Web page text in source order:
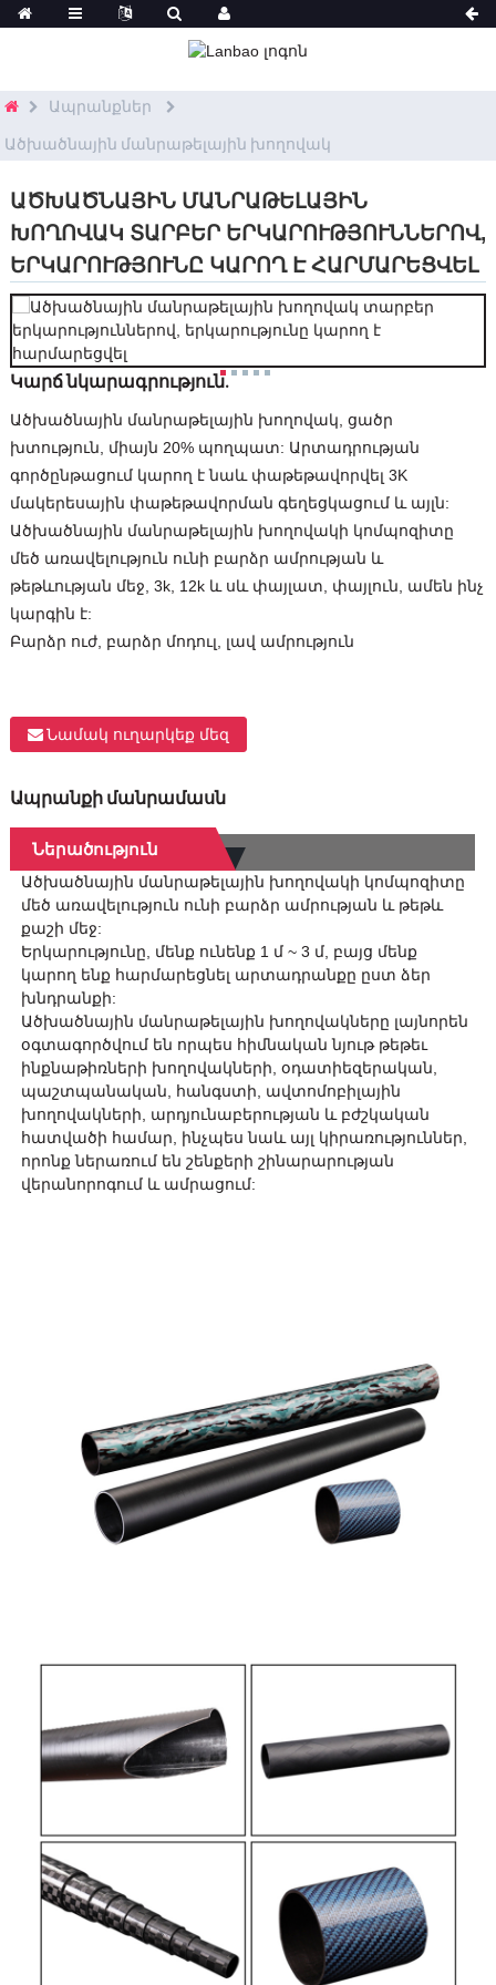
Ապրանքներ
Ածխածնային մանրաթելային խողովակ
ԱԾԽԱԾՆԱՅԻՆ ՄԱՆՐԱԹԵԼԱՅԻՆ
ԽՈՂՈՎԱԿ ՏԱՐԲԵՐ ԵՐԿԱՐՈՒԹՅՈՒՆՆԵՐՈՎ,
ԵՐԿԱՐՈՒԹՅՈՒՆԸ ԿԱՐՈՂ Է ՀԱՐՄԱՐԵՑՎԵԼ
Կարճ նկարագրություն.
Ածխածնային մանրաթելային խողովակ, ցածր
խտություն, միայն 20% պողպատ: Արտադրության
գործընթացում կարող է նաև փաթեթավորվել 3K
մակերեսային փաթեթավորման գեղեցկացում և այլն:
Ածխածնային մանրաթելային խողովակի կոմպոզիտը
մեծ առավելություն ունի բարձր ամրության և
թեթևության մեջ, 3k, 12k և սև փայլատ, փայլուն, ամեն ինչ
կարգին է:
Բարձր ուժ, բարձր մոդուլ, լավ ամրություն
Նամակ ուղարկեք մեզ
Ապրանքի մանրամասն
Ներածություն
Ածխածնային մանրաթելային խողովակի կոմպոզիտը
մեծ առավելություն ունի բարձր ամրության և թեթև
քաշի մեջ:
Երկարությունը, մենք ունենք 1 մ ~ 3 մ, բայց մենք
կարող ենք հարմարեցնել արտադրանքը ըստ ձեր
խնդրանքի:
Ածխածնային մանրաթելային խողովակները լայնորեն
օգտագործվում են որպես հիմնական նյութ թեթեւ
ինքնաթիռների խողովակների, օդատիեզերական,
պաշտպանական, հանգստի, ավտոմոբիլային
խողովակների, արդյունաբերության և բժշկական
հատվածի համար, ինչպես նաև այլ կիրառություններ,
որոնք ներառում են շենքերի շինարարության
վերանորոգում և ամրացում: